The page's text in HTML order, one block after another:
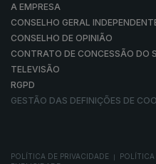
A EMPRESA
CONSELHO GERAL
CONSELHO DE OPINIÃO
CONTRATO DE CONCESSÃO DO
TELEVISÃO
RGPD
GESTÃO DAS DEFINIÇÕES DE
POLÍTICA DE PRIVACIDADE